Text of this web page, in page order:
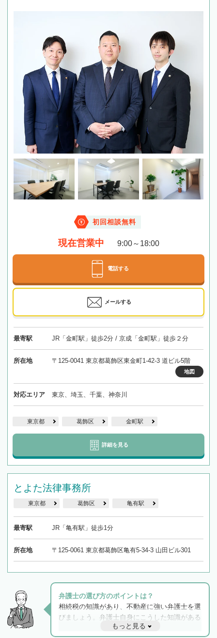
初回相談無料
現在営業中 9:00～18:00
電話する
メールする
最寄駅 JR「金町駅」徒歩2分 / 京成「金町駅」徒歩２分
所在地 〒125-0041 東京都葛飾区東金町1-42-3 道ビル5階
地図
対応エリア 東京、埼玉、千葉、神奈川
東京都 葛飾区 金町駅
詳細を見る
とよた法律事務所
東京都 葛飾区 亀有駅
最寄駅 JR「亀有駅」徒歩1分
所在地 〒125-0061 東京都葛飾区亀有5-34-3 山田ビル301
弁護士の選び方のポイントは？
相続税の知識があり、不動産に強い弁護士を選
びましょう。弁護士自身にこうした知識がある
と他士業との連携もスムーズに進み、トラブル
もっと見る